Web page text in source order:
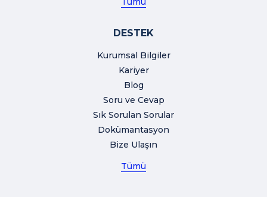
DESTEK
Kurumsal Bilgiler
Kariyer
Blog
Soru ve Cevap
Sık Sorulan Sorular
Dokümantasyon
Bize Ulaşın
Tümü